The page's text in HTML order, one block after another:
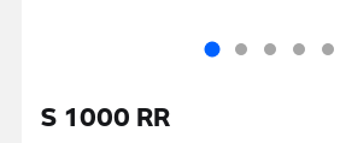
S 1000 RR